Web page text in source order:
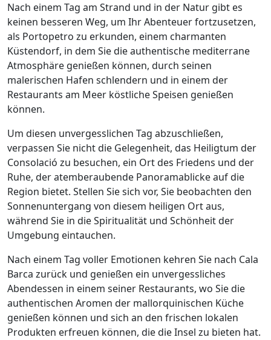
Nach einem Tag am Strand und in der Natur gibt es
keinen besseren Weg, um Ihr Abenteuer fortzusetzen,
als Portopetro zu erkunden, einem charmanten
Küstendorf, in dem Sie die authentische mediterrane
Atmosphäre genießen können, durch seinen
malerischen Hafen schlendern und in einem der
Restaurants am Meer köstliche Speisen genießen
können.
Um diesen unvergesslichen Tag abzuschließen,
verpassen Sie nicht die Gelegenheit, das Heiligtum der
Consolació zu besuchen, ein Ort des Friedens und der
Ruhe, der atemberaubende Panoramablicke auf die
Region bietet. Stellen Sie sich vor, Sie beobachten den
Sonnenuntergang von diesem heiligen Ort aus,
während Sie in die Spiritualität und Schönheit der
Umgebung eintauchen.
Nach einem Tag voller Emotionen kehren Sie nach Cala
Barca zurück und genießen ein unvergessliches
Abendessen in einem seiner Restaurants, wo Sie die
authentischen Aromen der mallorquinischen Küche
genießen können und sich an den frischen lokalen
Produkten erfreuen können, die die Insel zu bieten hat.